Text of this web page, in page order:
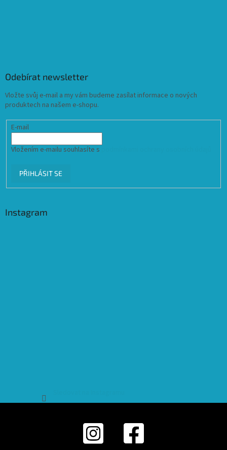
Odebírat newsletter
Vložte svůj e-mail a my vám budeme zasílat informace o nových
produktech na našem e-shopu.
E-mail
Vložením e-mailu souhlasíte s
PŘIHLÁSIT SE
Instagram